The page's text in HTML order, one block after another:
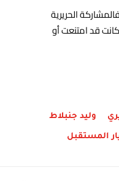
الحريرية
قد امتنعت أو
وليد جنبلاط
المستقبل